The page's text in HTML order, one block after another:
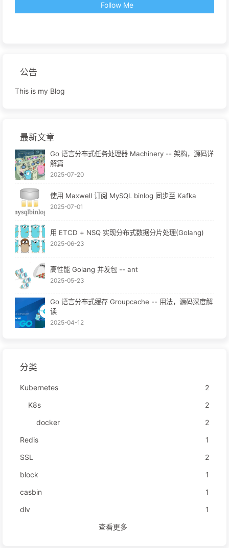
Follow Me
公告
This is my Blog
最新文章
Go 语言分布式任务处理器 Machinery -- 架构，源码详
解篇
2025-07-20
使用 Maxwell 订阅 MySQL binlog 同步至 Kafka
2025-07-01
用 ETCD + NSQ 实现分布式数据分片处理(Golang)
2025-06-23
高性能 Golang 并发包 -- ant
2025-05-23
Go 语言分布式缓存 Groupcache -- 用法，源码深度解
读
2025-04-12
分类
Kubernetes
2
K8s
2
docker
2
Redis
1
SSL
2
block
1
casbin
1
dlv
1
查看更多